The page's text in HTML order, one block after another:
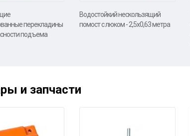
перекладины
подъема
Водостойкий нескользящий
помост с люком - 2,5х0,63 метра
и запчасти